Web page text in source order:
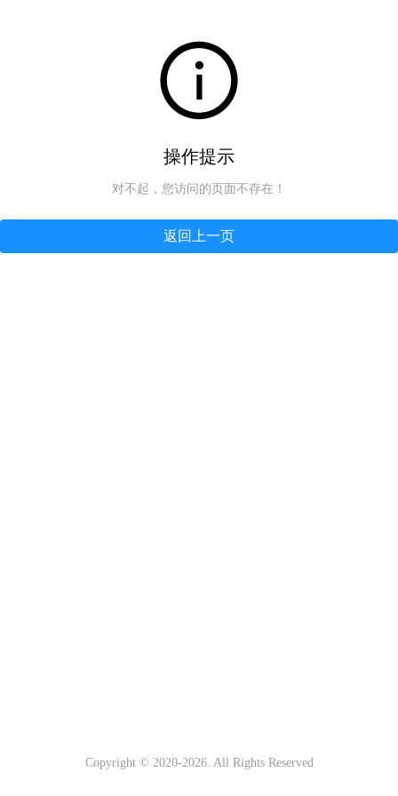
操作提示
对不起，您访问的页面不存在！
返回上一页
Copyright © 2020-2026. All Rights Reserved